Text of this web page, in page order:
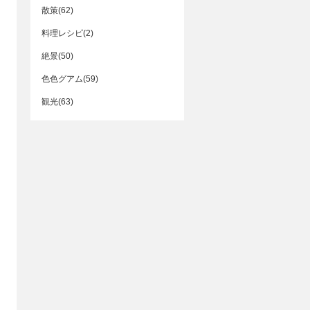
散策(62)
料理レシピ(2)
絶景(50)
色色グアム(59)
観光(63)